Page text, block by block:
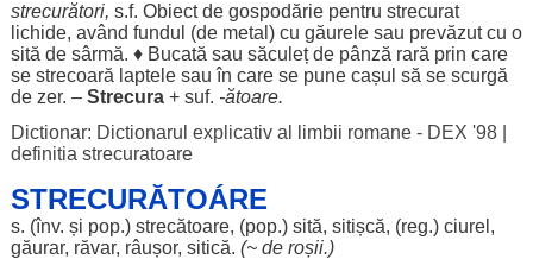
strecurători, s.f. Obiectde gospodărie pentru strecurat
lichide, având fundul (de metal ) cu găurelesau prevăzutcu o
sită de sârmă. ♦ Bucată sau săculețde pânză rară prin care
se strecoară laptelesau în care se pune cașul să se scurgă
de zer. – Strecura+ suf. -ătoare.
Dictionar: Dictionarul explicativ al limbii romane - DEX '98|
definitia strecuratoare
STRECURĂTOÁRE
s. (înv. și pop.) strecătoare, (pop.) sită, sitișcă, (reg.) ciurel ,
găurar, răvar, râușor, sitică. (~ de roșii.)